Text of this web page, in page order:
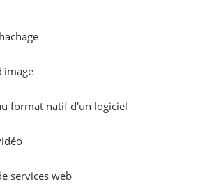
format natif d'un logiciel
services web